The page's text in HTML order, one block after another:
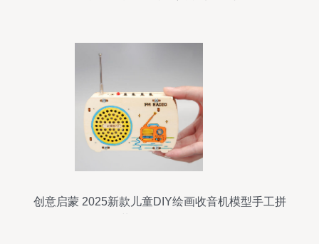
创意启蒙 2025新款儿童DIY绘画收音机模型手工拼